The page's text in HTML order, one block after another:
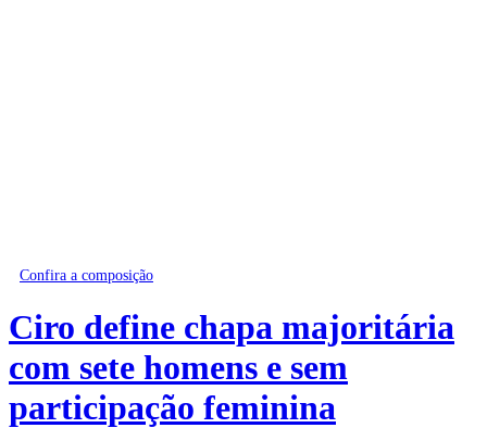
Confira a composição
Ciro define chapa majoritária
com sete homens e sem
participação feminina